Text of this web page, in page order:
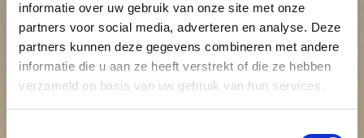
informatie over uw gebruik van onze site met onze
partners voor social media, adverteren en analyse. Deze
partners kunnen deze gegevens combineren met andere
informatie die u aan ze heeft verstrekt of die ze hebben
verzameld op basis van uw gebruik van hun services.